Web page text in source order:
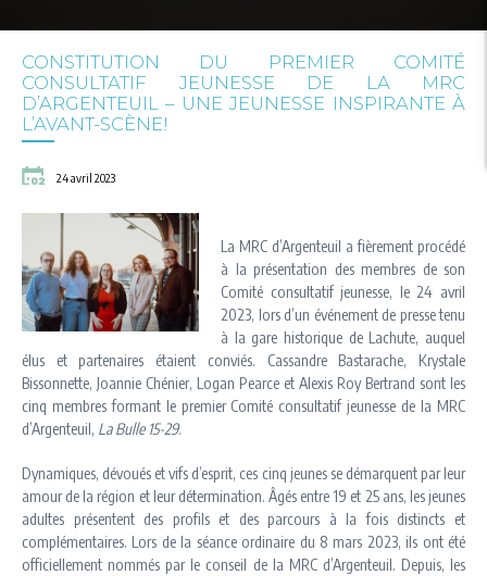
CONSTITUTION DU PREMIER COMITÉ
CONSULTATIF JEUNESSE DE LA MRC
D’ARGENTEUIL – UNE JEUNESSE INSPIRANTE À
L’AVANT-SCÈNE!
24 avril 2023
La MRC d’Argenteuil a fièrement procédé
à la présentation des membres de son
Comité consultatif jeunesse, le 24 avril
2023, lors d’un événement de presse tenu
à la gare historique de Lachute, auquel
élus et partenaires étaient conviés. Cassandre Bastarache, Krystale
Bissonnette, Joannie Chénier, Logan Pearce et Alexis Roy Bertrand sont les
cinq membres formant le premier Comité consultatif jeunesse de la MRC
d’Argenteuil, La Bulle 15-29.
Dynamiques, dévoués et vifs d’esprit, ces cinq jeunes se démarquent par leur
amour de la région et leur détermination. Âgés entre 19 et 25 ans, les jeunes
adultes présentent des profils et des parcours à la fois distincts et
complémentaires. Lors de la séance ordinaire du 8 mars 2023, ils ont été
officiellement nommés par le conseil de la MRC d’Argenteuil. Depuis, les